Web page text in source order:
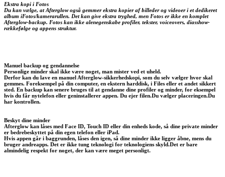
Ekstra kopi i Fotos
Du kan vælge, at Afterglow også gemmer ekstra kopier af billeder og videoer i et dedikeret
album iFotos/kamerarullen. Det kan give ekstra tryghed, men Fotos er ikke en komplet
Afterglow-backup. Fotos kan ikke alenegenskabe profiler, tekster, voiceovers, diasshow-
rækkefølge og appens struktur.
Manuel backup og gendannelse
Personlige minder skal ikke være noget, man mister ved et uheld.
Derfor kan du lave en manuel Afterglow-sikkerhedskopi, som du selv vælger hvor skal
gemmes. Foreksempel på din computer, en ekstern harddisk, i Files eller et andet sikkert
sted. En backup kan senere bruges til at gendanne dine profiler og minder, for eksempel
hvis du får nytelefon eller geninstallerer appen. Du ejer filen.Du vælger placeringen.Du
har kontrollen.
Beskyt dine minder
Afterglow kan låses med Face ID, Touch ID eller din enheds kode, så dine private minder
er bedrebeskyttet på din egen telefon eller iPad.
Hvis appen går i baggrunden, låses den igen, så dine minder ikke ligger åbne, mens du
bruger andreapps. Det er ikke tung teknologi for teknologiens skyld.Det er bare
almindelig respekt for noget, der kan være meget personligt.